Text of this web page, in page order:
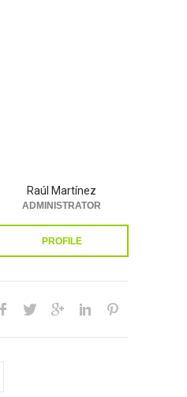
Raúl Martínez
ADMINISTRATOR
PROFILE